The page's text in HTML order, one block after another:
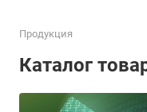
Продукция
Каталог